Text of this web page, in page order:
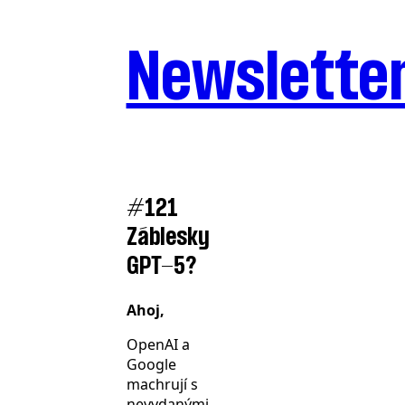
#121
Záblesky
GPT-5?
Ahoj,
OpenAI a
Google
machrují s